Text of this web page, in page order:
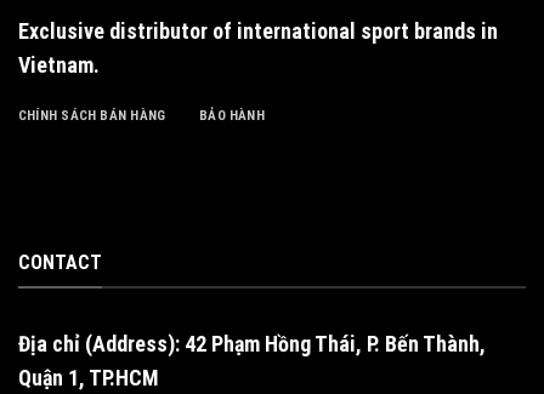
Exclusive distributor of international sport brands in
Vietnam.
CHÍNH SÁCH BÁN HÀNG BẢO HÀNH
CONTACT
Địa chỉ (Address): 42 Phạm Hồng Thái, P. Bến Thành,
Quận 1, TP.HCM